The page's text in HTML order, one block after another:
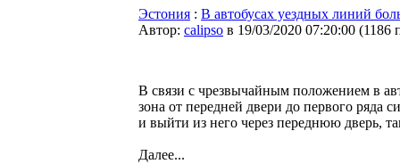
Эстония : В автобусах уездных линий
Автор: calipso в 19/03/2020 07:20:00 (1186
В связи с чрезвычайным положением в
зона от передней двери до первого ряда
и выйти из него через переднюю дверь,
Далее...